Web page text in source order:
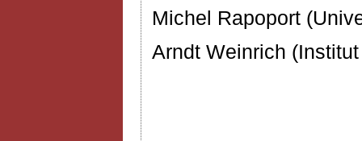
Michel Rapoport
Arndt Weinrich